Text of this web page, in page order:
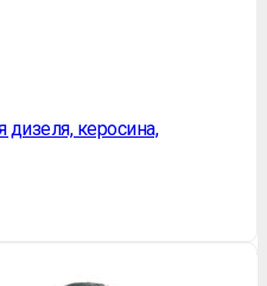
керосина,